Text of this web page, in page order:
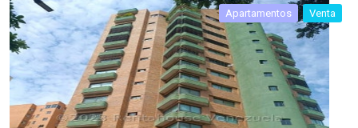
Apartamentos Venta